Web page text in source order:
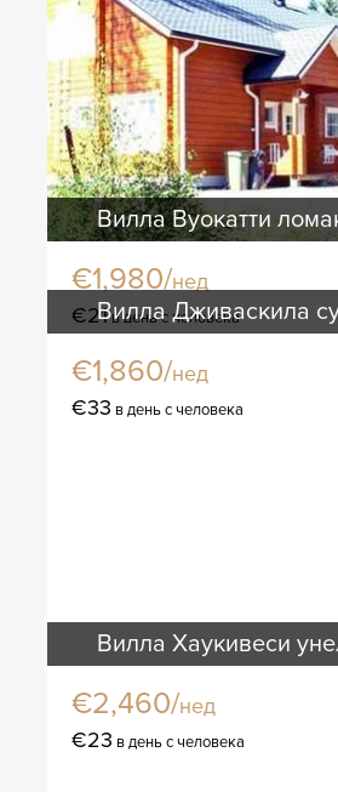
Вилла Вуокатти
€1,980/нед
€21в день с человека
Вилла Дживаскила
€1,860/нед
€33 в день с человека
Вилла Хаукивеси
€2,460/нед
€23 в день с человека